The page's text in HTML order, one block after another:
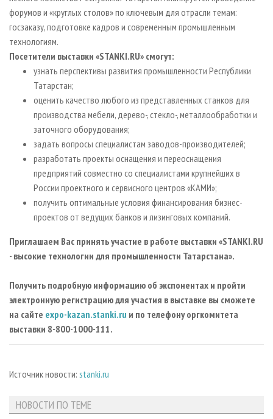
форумов и «круглых столов» по ключевым для отрасли темам:
госзаказу, подготовке кадров и современным промышленным
технологиям.
Посетители выставки «STANKI.RU» смогут:
узнать перспективы развития промышленности Республики
Татарстан;
оценить качество любого из представленных станков для
производства мебели, дерево-, стекло-, металлообработки и
заточного оборудования;
задать вопросы специалистам заводов-производителей;
разработать проекты оснащения и переоснащения
предприятий совместно со специалистами крупнейших в
России проектного и сервисного центров «КАМИ»;
получить оптимальные условия финансирования бизнес-
проектов от ведущих банков и лизинговых компаний.
Приглашаем Вас принять участие в работе выставки «STANKI.RU
- высокие технологии для промышленности Татарстана».
Получить подробную информацию об экспонентах и пройти
электронную регистрацию для участия в выставке вы сможете
на сайте expo-kazan.stanki.ru и по телефону оргкомитета
выставки 8-800-1000-111.
Источник новости: stanki.ru
НОВОСТИ ПО ТЕМЕ